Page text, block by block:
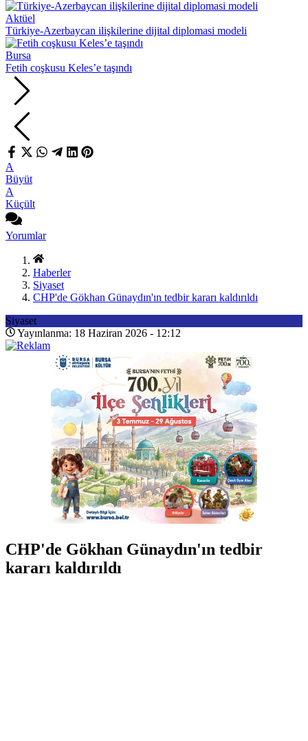
Aktüel
Türkiye-Azerbaycan ilişkilerine dijital diplomasi modeli
Bursa
Fetih coşkusu Keles’e taşındı
A
Büyüt
A
Küçült
Yorumlar
Haberler
Siyaset
CHP'de Gökhan Günaydın'ın tedbir kararı kaldırıldı
Siyaset
Yayınlanma: 18 Haziran 2026 - 12:12
CHP'de Gökhan Günaydın'ın tedbir
kararı kaldırıldı